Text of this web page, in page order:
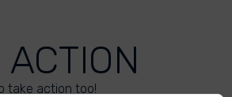
take action too!